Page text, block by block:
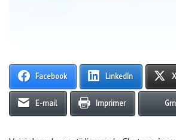
Facebook LinkedIn X
E-mail Imprimer